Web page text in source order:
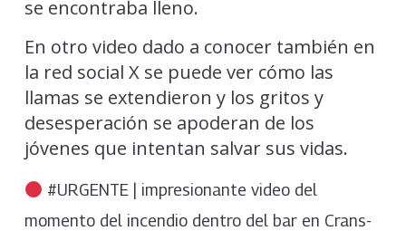
se encontraba lleno.
En otro video dado a conocer también en
la red social X se puede ver cómo las
llamas se extendieron y los gritos y
desesperación se apoderan de los
jóvenes que intentan salvar sus vidas.
#URGENTE | impresionante video del
momento del incendio dentro del bar en Crans-